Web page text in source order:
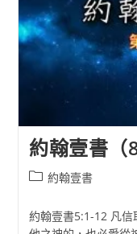
約翰壹書（
Post約翰壹書
約翰壹書5:1-12 凡信